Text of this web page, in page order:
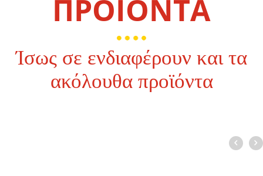
ΠΡΟΪΟΝΤΑ
Ίσως σε ενδιαφέρουν και τα
ακόλουθα προϊόντα